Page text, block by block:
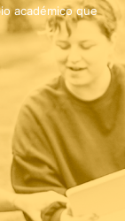
académico que